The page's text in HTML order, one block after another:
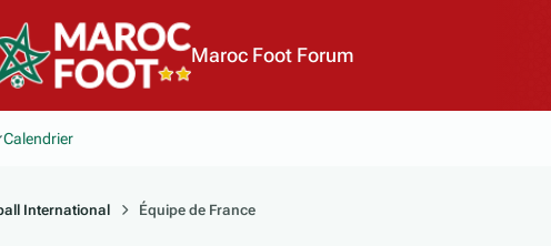
Maroc Foot Forum
Calendrier
International Équipe de France